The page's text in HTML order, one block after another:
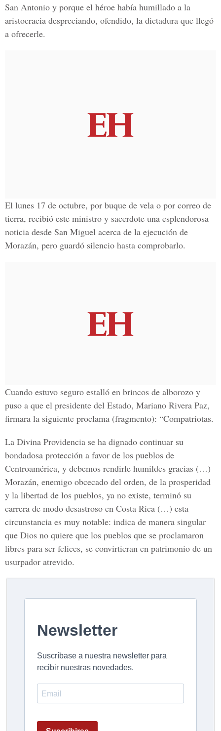
San Antonio y porque el héroe había humillado a la
aristocracia despreciando, ofendido, la dictadura que llegó
a ofrecerle.
El lunes 17 de octubre, por buque de vela o por correo de
tierra, recibió este ministro y sacerdote una esplendorosa
noticia desde San Miguel acerca de la ejecución de
Morazán, pero guardó silencio hasta comprobarlo.
Cuando estuvo seguro estalló en brincos de alborozo y
puso a que el presidente del Estado, Mariano Rivera Paz,
firmara la siguiente proclama (fragmento): “Compatriotas.
La Divina Providencia se ha dignado continuar su
bondadosa protección a favor de los pueblos de
Centroamérica, y debemos rendirle humildes gracias (…)
Morazán, enemigo obcecado del orden, de la prosperidad
y la libertad de los pueblos, ya no existe, terminó su
carrera de modo desastroso en Costa Rica (…) esta
circunstancia es muy notable: indica de manera singular
que Dios no quiere que los pueblos que se proclamaron
libres para ser felices, se convirtieran en patrimonio de un
usurpador atrevido.